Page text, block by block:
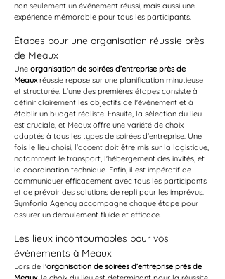
non seulement un événement réussi, mais aussi une
expérience mémorable pour tous les participants.
Étapes pour une organisation réussie près
de Meaux
Une organisation de soirées d’entreprise près de
Meaux réussie repose sur une planification minutieuse
et structurée. L'une des premières étapes consiste à
définir clairement les objectifs de l'événement et à
établir un budget réaliste. Ensuite, la sélection du lieu
est cruciale, et Meaux offre une variété de choix
adaptés à tous les types de soirées d'entreprise. Une
fois le lieu choisi, l'accent doit être mis sur la logistique,
notamment le transport, l'hébergement des invités, et
la coordination technique. Enfin, il est impératif de
communiquer efficacement avec tous les participants
et de prévoir des solutions de repli pour les imprévus.
Symfonia Agency accompagne chaque étape pour
assurer un déroulement fluide et efficace.
Les lieux incontournables pour vos
événements à Meaux
Lors de l'organisation de soirées d’entreprise près de